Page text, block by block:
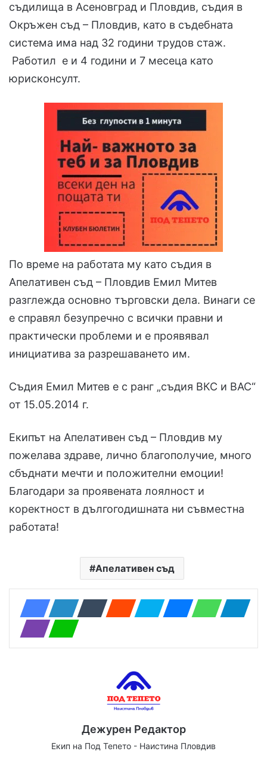
съдилища в Асеновград и Пловдив, съдия в
Окръжен съд – Пловдив, като в съдебната
система има над 32 години трудов стаж.
Работил е и 4 години и 7 месеца като
юрисконсулт.
По време на работата му като съдия в
Апелативен съд – Пловдив Емил Митев
разглежда основно търговски дела. Винаги се
е справял безупречно с всички правни и
практически проблеми и е проявявал
инициатива за разрешаването им.
Съдия Емил Митев е с ранг „съдия ВКС и ВАС“
от 15.05.2014 г.
Екипът на Апелативен съд – Пловдив му
пожелава здраве, лично благополучие, много
сбъднати мечти и положителни емоции!
Благодари за проявената лоялност и
коректност в дългогодишната ни съвместна
работата!
Апелативен съд
Дежурен Редактор
Екип на Под Тепето - Наистина Пловдив